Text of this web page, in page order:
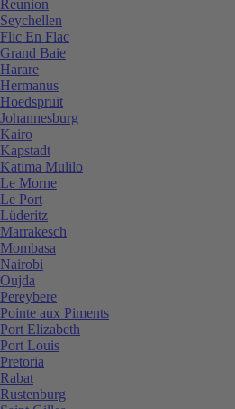
Reunion
Seychellen
Flic En Flac
Grand Baie
Harare
Hermanus
Hoedspruit
Johannesburg
Kairo
Kapstadt
Katima Mulilo
Le Morne
Le Port
Lüderitz
Marrakesch
Mombasa
Nairobi
Oujda
Pereybere
Pointe aux Piments
Port Elizabeth
Port Louis
Pretoria
Rabat
Rustenburg